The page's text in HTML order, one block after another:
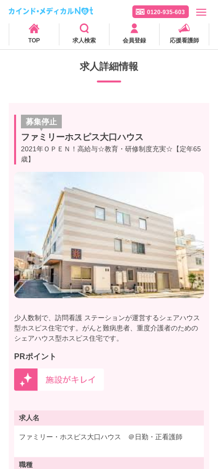
0120-935-603
TOP 求人検索 会員登録 応援看護師
求人詳細情報
募集停止
ファミリーホスピス大口ハウス
2021年ＯＰＥＮ！高給与☆教育・研修制度充実☆【定年65
歳】
少人数制で、訪問看護 ステーションが運営するシェアハウス
型ホスピス住宅です。がんと難病患者、重度介護者のための
シェアハウス型ホスピス住宅です。
PRポイント
求人名
ファミリー・ホスピス大口ハウス ＠日勤・正看護師
職種